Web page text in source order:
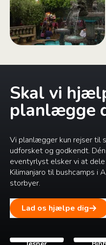
Skal vi
planlægge
Vi planlægger kun rejser til
udforsket og godkendt.
eventyrlyst elsker vi at
Kilimanjaro til bushcamps i
storbyer.
Lad os hjælpe dig